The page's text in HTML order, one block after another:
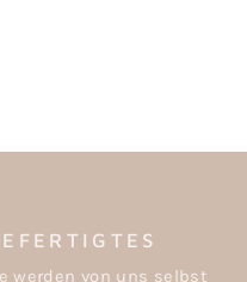
werden von uns selbst